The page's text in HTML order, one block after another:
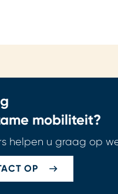
mobiliteit?
helpen u graag op
OP